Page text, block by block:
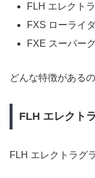
FLH エレクト
FXS ローライ
FXE スーパー
どんな特徴がある
FLH エレクト
FLH エレクトラグ